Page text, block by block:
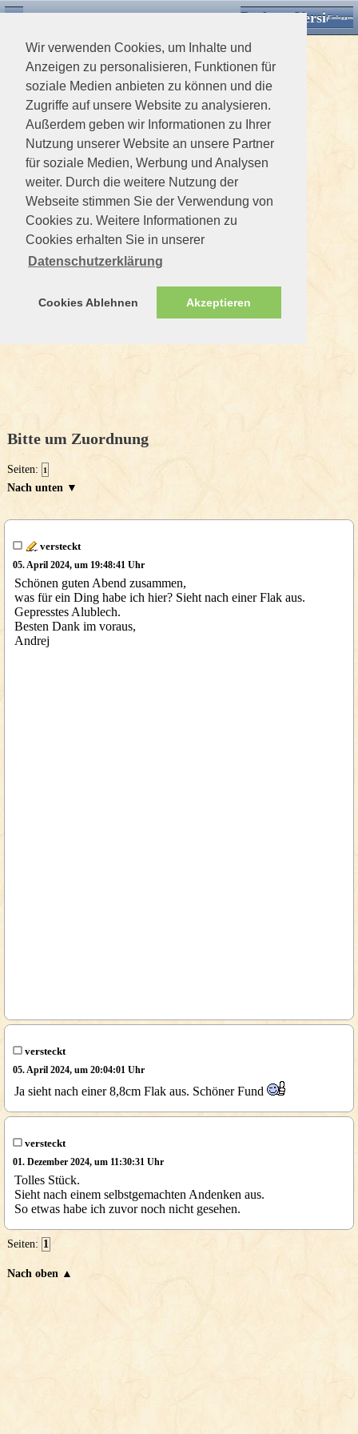
Wir verwenden Cookies, um Inhalte und
Anzeigen zu personalisieren, Funktionen für
soziale Medien anbieten zu können und die
Zugriffe auf unsere Website zu analysieren.
Außerdem geben wir Informationen zu Ihrer
Nutzung unserer Website an unsere Partner
für soziale Medien, Werbung und Analysen
weiter. Durch die weitere Nutzung der
Webseite stimmen Sie der Verwendung von
Cookies zu. Weitere Informationen zu
Cookies erhalten Sie in unserer
Datenschutzerklärung
Cookies Ablehnen Akzeptieren
Desktop VersionEinloggen
Bitte um Zuordnung
Seiten: 1
Nach unten ▼
versteckt
05. April 2024, um 19:48:41 Uhr
Schönen guten Abend zusammen,
was für ein Ding habe ich hier? Sieht nach einer Flak aus.
Gepresstes Alublech.
Besten Dank im voraus,
Andrej
versteckt
05. April 2024, um 20:04:01 Uhr
Ja sieht nach einer 8,8cm Flak aus. Schöner Fund
versteckt
01. Dezember 2024, um 11:30:31 Uhr
Tolles Stück.
Sieht nach einem selbstgemachten Andenken aus.
So etwas habe ich zuvor noch nicht gesehen.
Seiten: 1
Nach oben ▲